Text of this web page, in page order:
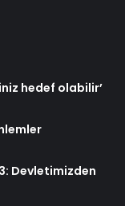
hedef olabilir’
Devletimizden